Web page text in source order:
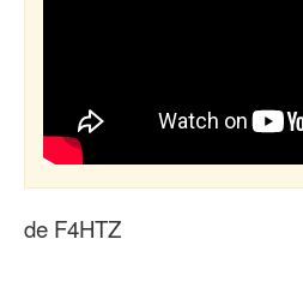
de F4HTZ